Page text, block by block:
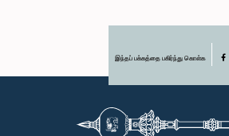
இந்தப் பக்கத்தை பகிர்ந்து கொள்க